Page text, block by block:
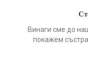
Винаги сме до
покажем